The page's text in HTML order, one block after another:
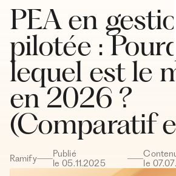
PEA en
pilotée :
lequel est le
en 2026 ?
(Comparatif
Ramify
Publié
le05.11.2025
le 07.07.